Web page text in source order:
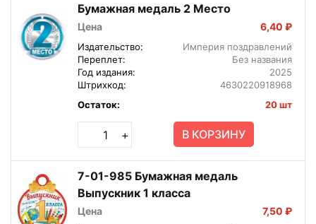
Бумажная медаль 2 Место
Цена 6,40 ₽
Издательство:
Империя поздравлений
Переплет:
Без названия
Год издания:
2025
Штрихкод:
4630220918968
Остаток:
20 шт
+ В КОРЗИНУ
7-01-985 Бумажная медаль
Выпускник 1 класса
Цена 7,50 ₽